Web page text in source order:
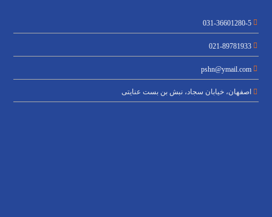
031-36601280-5
021-89781933
pshn@ymail.com
اصفهان، خیابان سجاد، نبش بن بست عنایتی